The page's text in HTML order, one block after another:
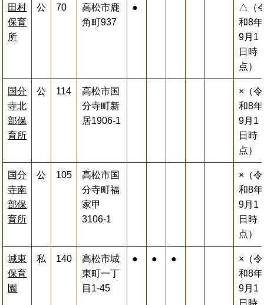
田村
保育
所
公 70
高松市鹿
角町937
●
△（
和8年
9月1
日時
点）
国分
寺北
部保
育所
公 114
高松市国
分寺町新
居1906-1
×（令
和8年
9月1
日時
点）
国分
寺南
部保
育所
公 105
高松市国
分寺町福
家甲
3106-1
×（令
和8年
9月1
日時
点）
城東
保育
園
私 140
高松市城
東町一丁
目1-45
● ● ●
×（令
和8年
9月1
日時